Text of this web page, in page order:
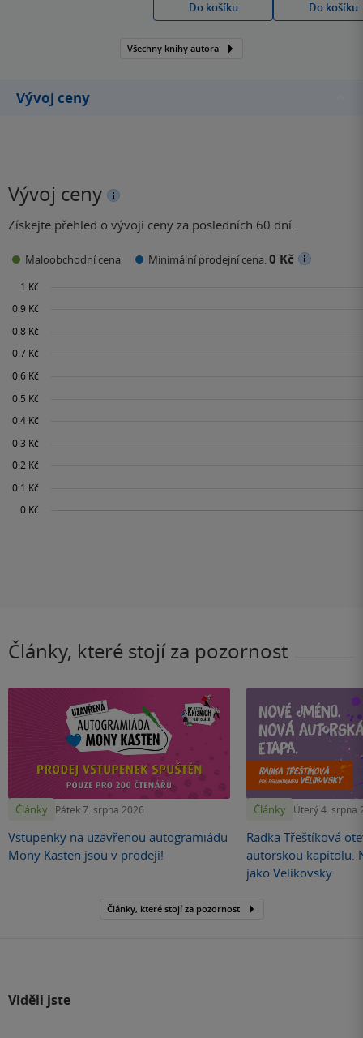
Do košíku Do košíku
Všechny knihy autora
Vývoj ceny
Vývoj ceny
Získejte přehled o vývoji ceny za posledních 60 dní.
Maloobchodní cena Minimální prodejní cena:0 Kč
Články, které stojí za pozornost
Články Pátek 7. srpna 2026
Vstupenky na uzavřenou autogramiádu
Mony Kasten jsou v prodeji!
Články Úterý 4. srpna
Radka Třeštíková
autorskou kapitolu.
jako Velikovsky
Články, které stojí za pozornost
Viděli jste